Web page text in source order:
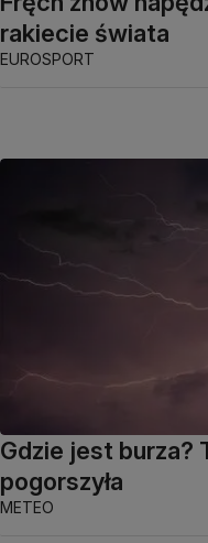
rakiecie świata
EUROSPORT
Gdzie jest burza?
pogorszyła
METEO